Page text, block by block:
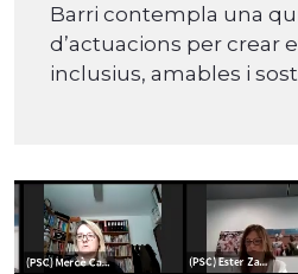
Barri contempla una
d’actuacions per crear
inclusius, amables i